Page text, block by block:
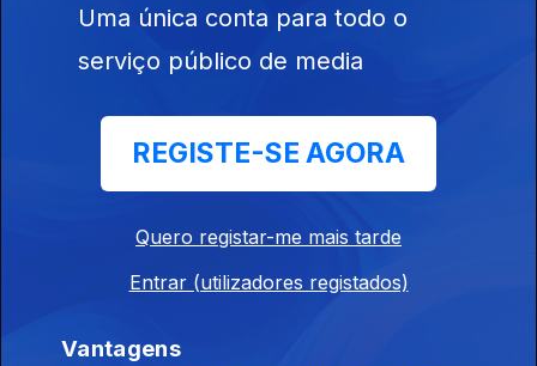
03 dez. 2020
Uma única conta para todo o
serviço público de media
REGISTE-SE AGORA
Quero registar-me mais tarde
Entrar (utilizadores registados)
Vantagens